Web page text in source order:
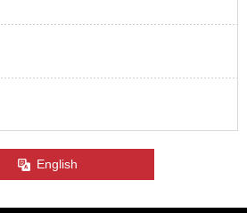
English